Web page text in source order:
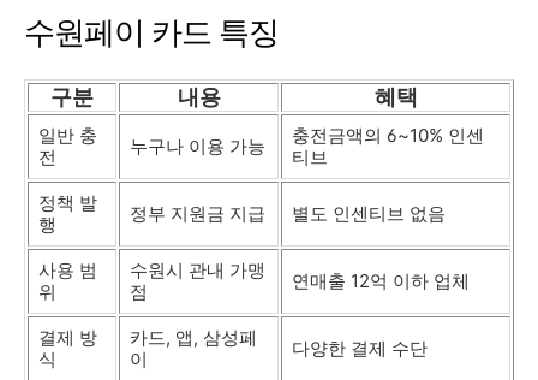
수원페이 카드 특징
구분 내용 혜택
일반 충
전
누구나 이용 가능
충전금액의 6~10% 인센
티브
정책 발
행
정부 지원금 지급 별도 인센티브 없음
사용 범
위
수원시 관내 가맹
점
연매출 12억 이하 업체
결제 방
식
카드, 앱, 삼성페
이
다양한 결제 수단